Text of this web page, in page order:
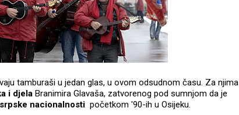
tamburaši u jedan glas, u ovom odsudnom času. Za njima
i djela Branimira Glavaša, zatvorenog pod sumnjom da je
nacionalnosti početkom '90-ih u Osijeku.